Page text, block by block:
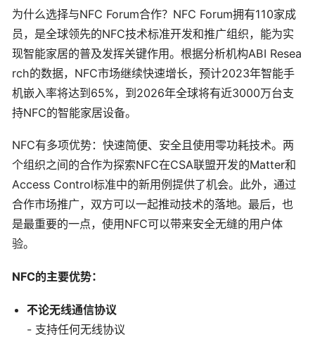
为什么选择与NFC Forum合作？NFC Forum拥有110家成
员，是全球领先的NFC技术标准开发和推广组织，能为实
现智能家居的普及发挥关键作用。根据分析机构ABI Resea
rch的数据，NFC市场继续快速增长，预计2023年智能手
机嵌入率将达到65%，到2026年全球将有近3000万台支
持NFC的智能家居设备。
NFC有多项优势：快速简便、安全且使用零功耗技术。两
个组织之间的合作为探索NFC在CSA联盟开发的Matter和
Access Control标准中的新用例提供了机会。此外，通过
合作市场推广，双方可以一起推动技术的落地。最后，也
是最重要的一点，使用NFC可以带来安全无缝的用户体
验。
NFC的主要优势：
不论无线通信协议
- 支持任何无线协议